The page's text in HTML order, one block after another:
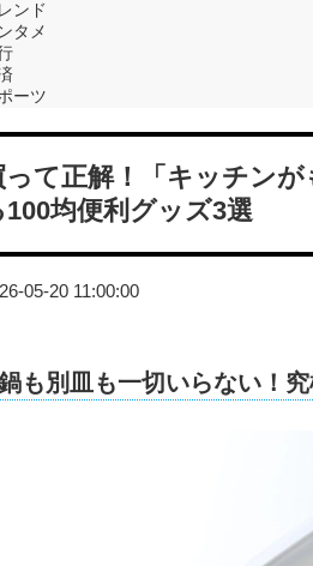
ンド
タメ
ーツ
って正解！「キッチン
100均便利グッズ3選
05-20 11:00:00
も別皿も一切いらない！